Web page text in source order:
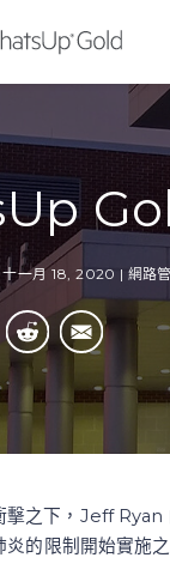
十一月 18, 2020 | 網路
擊之下，Jeff
的限制開始實施